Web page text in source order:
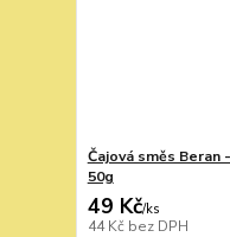
Čajová směs
50g
49 Kč/ks
44 Kč bez DPH